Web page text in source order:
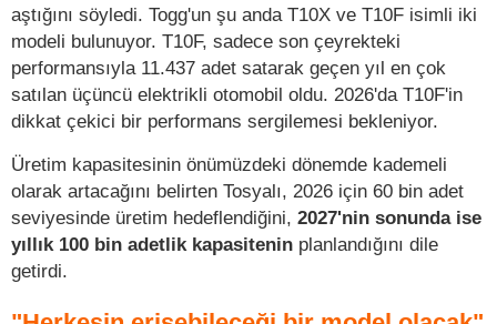
aştığını söyledi. Togg'un şu anda T10X ve T10F isimli iki
modeli bulunuyor. T10F, sadece son çeyrekteki
performansıyla 11.437 adet satarak geçen yıl en çok
satılan üçüncü elektrikli otomobil oldu. 2026'da T10F'in
dikkat çekici bir performans sergilemesi bekleniyor.
Üretim kapasitesinin önümüzdeki dönemde kademeli
olarak artacağını belirten Tosyalı, 2026 için 60 bin adet
seviyesinde üretim hedeflendiğini, 2027'nin sonunda ise
yıllık 100 bin adetlik kapasitenin planlandığını dile
getirdi.